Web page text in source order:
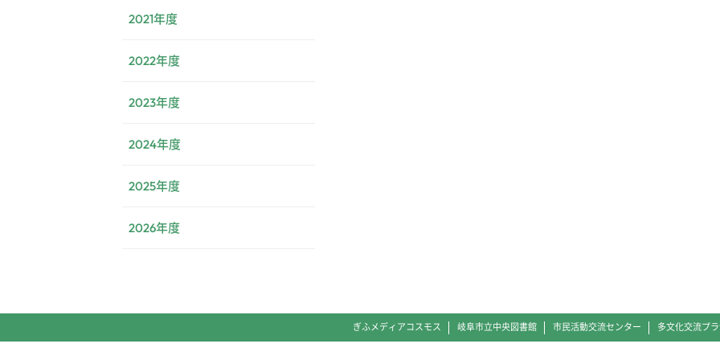
2021年度
2022年度
2023年度
2024年度
2025年度
2026年度
ぎふメディアコスモス 岐阜市立中央図書館 市民活動交流センター 多文化交流プ